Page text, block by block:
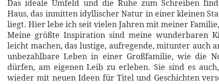
Das ideale Umfeld und die Ruhe zum Schreiben
Haus, das inmitten idyllischer Natur in einer kleinen
liegt. Hier lebe ich seit vielen Jahren mit meiner
Meine größte Inspiration sind meine wunderbaren
leicht machen, das lustige, aufregende, mitunter auch
unbezahlbare Leben in einer Großfamilie, wie die
dürfen, am eigenen Leib zu erleben. Sie sind es
wieder mit neuen Ideen für Titel und Geschichten